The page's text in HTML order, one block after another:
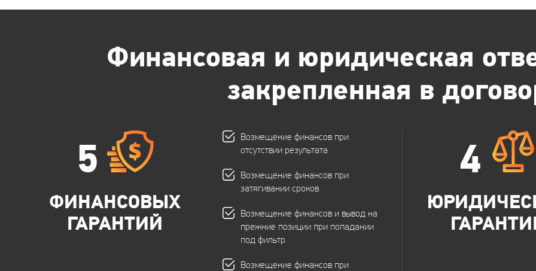
Финансовая и юридическая
закрепленная в
5
ФИНАНСОВЫХ
ГАРАНТИЙ
Возмещение финансов при
отсутствии результата
Возмещение финансов при
затягивании сроков
Возмещение финансов и вывод на
прежние позиции при попадании
под фильтр
Возмещение финансов при
4